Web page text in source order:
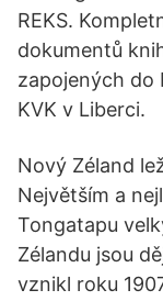
REKS.
dokumentů
zapojených do
KVK v Liberci.
Nový Zéland
Největším a
Tongatapu
Zélandu jsou
vznikl roku